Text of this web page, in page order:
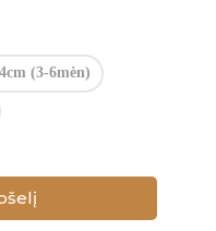
(3-6mėn)